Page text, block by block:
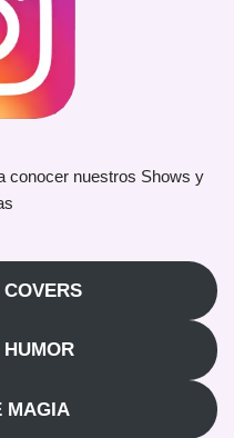
conocer nuestros Shows y
MAGIA